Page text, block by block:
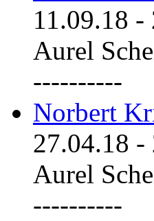
11.09.18 -
Aurel
----------
Norbert
27.04.18 -
Aurel
----------